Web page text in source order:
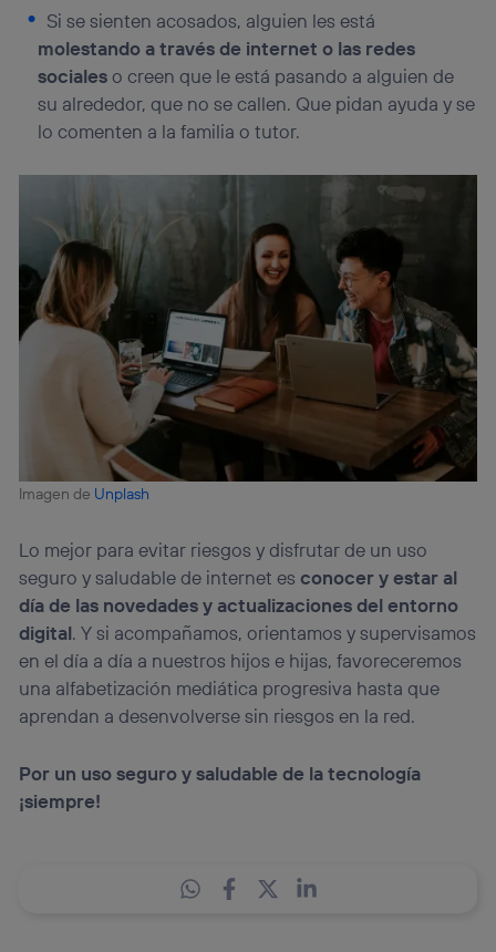
Si se sienten acosados, alguien les está
molestando a través de internet o las redes
socialeso creen que le está pasando a alguien de
su alrededor, que no se callen. Que pidan ayuda y se
lo comenten a la familia o tutor.
Imagen de Unplash
Lo mejor para evitar riesgos y disfrutar de un uso
seguro y saludable de internet esconocer y estar al
día de las novedades y actualizaciones del entorno
digital. Y si acompañamos, orientamos y supervisamos
en el día a día a nuestros hijos e hijas, favoreceremos
una alfabetización mediática progresiva hasta que
aprendan a desenvolverse sin riesgos en la red.
Por un uso seguro y saludable de la tecnología
¡siempre!